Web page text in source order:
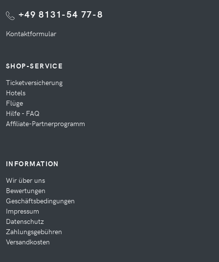
+49 8131-54 77-8
Kontaktformular
SHOP-SERVICE
Ticketversicherung
Hotels
Flüge
Hilfe - FAQ
Affiliate-Partnerprogramm
INFORMATION
Wir über uns
Bewertungen
Geschäftsbedingungen
Impressum
Datenschutz
Zahlungsgebühren
Versandkosten